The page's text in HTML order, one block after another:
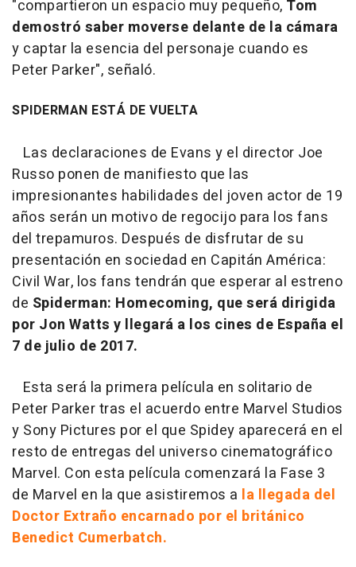
"compartieron un espacio muy pequeño, Tom
demostró saber moverse delante de la cámara
y captar la esencia del personaje cuando es
Peter Parker", señaló.
SPIDERMAN ESTÁ DE VUELTA
Las declaraciones de Evans y el director Joe
Russo ponen de manifiesto que las
impresionantes habilidades del joven actor de 19
años serán un motivo de regocijo para los fans
del trepamuros. Después de disfrutar de su
presentación en sociedad en Capitán América:
Civil War, los fans tendrán que esperar al estreno
de Spiderman: Homecoming, que será dirigida
por Jon Watts y llegará a los cines de España el
7 de julio de 2017.
Esta será la primera película en solitario de
Peter Parker tras el acuerdo entre Marvel Studios
y Sony Pictures por el que Spidey aparecerá en el
resto de entregas del universo cinematográfico
Marvel. Con esta película comenzará la Fase 3
de Marvel en la que asistiremos a la llegada del
Doctor Extraño encarnado por el británico
Benedict Cumerbatch.